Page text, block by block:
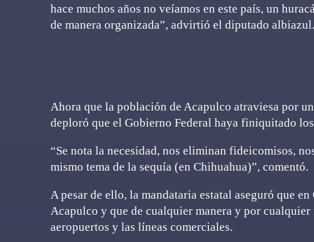
hace muchos años no veíamos en este país, un
de manera organizada”, advirtió el diputado albiazul.
Ahora que la población de Acapulco atraviesa por
deploró que el Gobierno Federal haya finiquitado
“Se nota la necesidad, nos eliminan fideicomisos,
mismo tema de la sequía (en Chihuahua)”, comentó.
A pesar de ello, la mandataria estatal aseguró que
Acapulco y que de cualquier manera y por
aeropuertos y las líneas comerciales.